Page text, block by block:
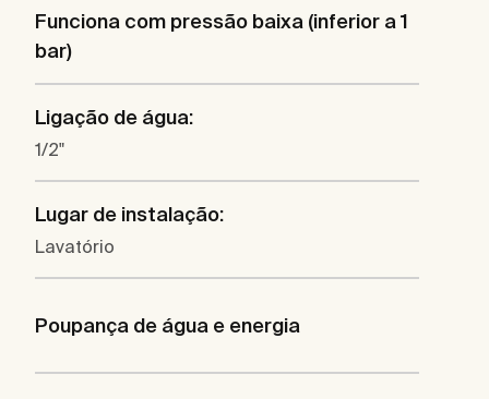
Funciona com pressão baixa (inferior a 1
bar)
Ligação de água:
1/2"
Lugar de instalação:
Lavatório
Poupança de água e energia